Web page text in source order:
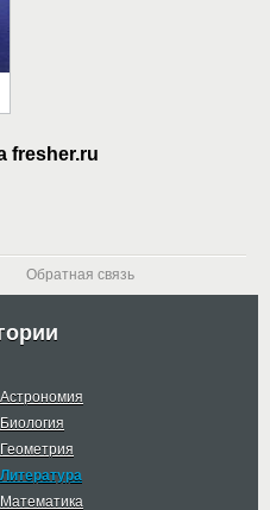
fresher.ru
Обратная связь
Астрономия
Биология
Геометрия
Литература
Математика